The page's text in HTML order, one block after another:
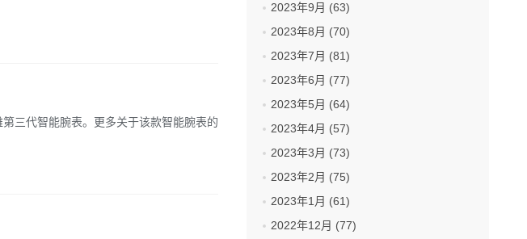
三代智能腕表。更多关于该款智能腕表的
2023年9月 (63)
2023年8月 (70)
2023年7月 (81)
2023年6月 (77)
2023年5月 (64)
2023年4月 (57)
2023年3月 (73)
2023年2月 (75)
2023年1月 (61)
2022年12月 (77)